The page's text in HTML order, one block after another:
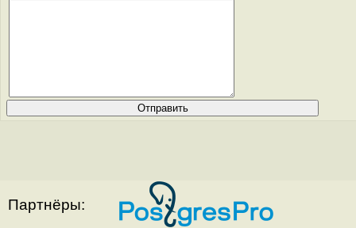
Партнёры: